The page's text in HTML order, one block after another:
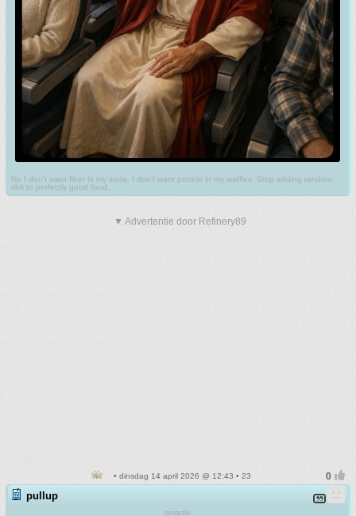
No I don't want fiber in my soda. I don't want protein in my waffles. Stop adding random
shit to perfectly good food.
▼ Advertentie door Refinery89
• dinsdag 14 april 2026 @ 12:43 • 23
pullup
smartie